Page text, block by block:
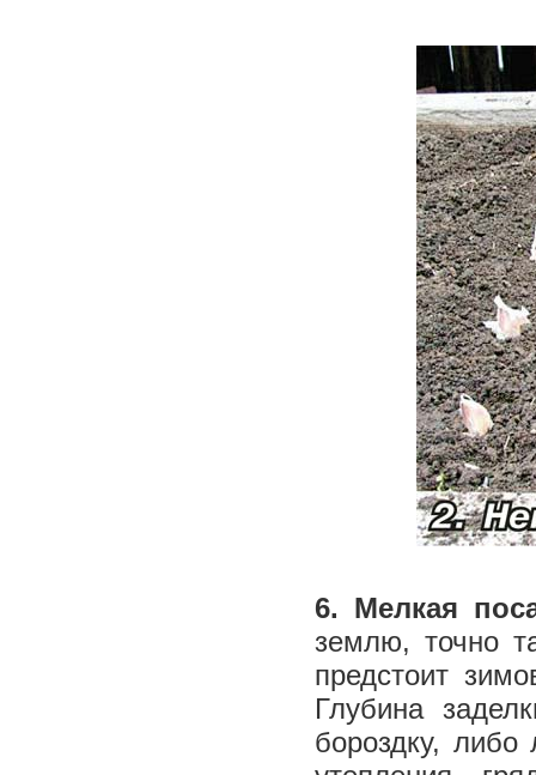
6. Мелкая
землю, точно
предстоит
Глубина
бороздку,